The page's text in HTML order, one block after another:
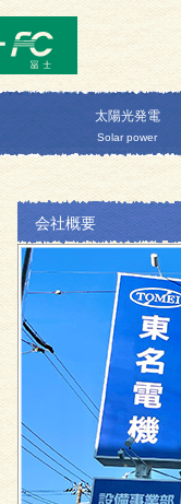
太陽光発電
Solar power
会社概要